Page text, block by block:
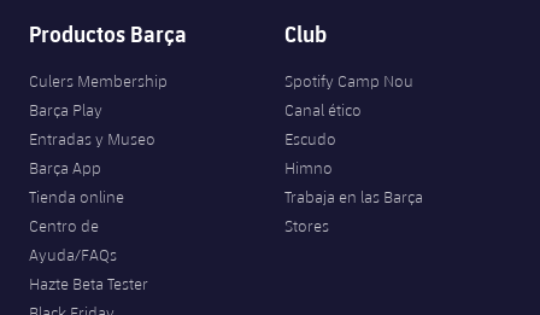
Productos Barça
Culers Membership
Barça Play
Entradas y Museo
Barça App
Tienda online
Centro de
Ayuda/FAQs
Hazte Beta Tester
Club
Spotify Camp Nou
Canal ético
Escudo
Himno
Trabaja en las Barça
Stores